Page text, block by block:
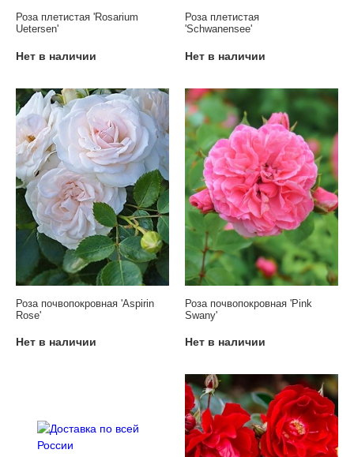
Роза плетистая 'Rosarium
Uetersen'
Нет в наличии
Роза плетистая
'Schwanensee'
Нет в наличии
Роза почвопокровная 'Aspirin
Rose'
Нет в наличии
Роза почвопокровная 'Pink
Swany'
Нет в наличии